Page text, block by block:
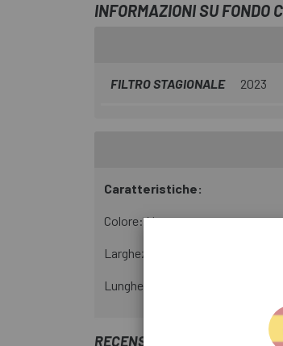
INFORMAZIONI SU FONDO
FILTRO STAGIONALE 2023
Caratteristiche:
Colore: Nero
Larghezza: 36mm
Lunghezza: 12M
RECENSIONI TRUSTED SHOPS